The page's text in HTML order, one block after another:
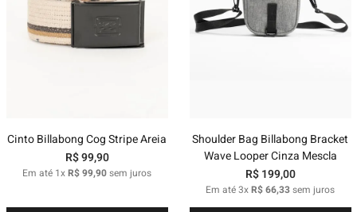
Cinto Billabong Cog Stripe Areia
R$99,90
Em até 1xR$99,90sem juros
Shoulder Bag Billabong Bracket
Wave Looper Cinza Mescla
R$ 199,00
Em até3xR$66,33sem juros